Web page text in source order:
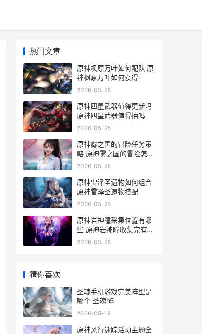
热门文章
原神枫原万叶如何配队 原
神枫原万叶如何获得-
2026-05-25
原神四星武器值得更新吗
原神四星武器值得抽吗
2026-05-25
原神雾之国的冒险任务策
略 原神雾之国的冒险怎么
开
2026-05-25
原神雷泽圣遗物如何组合
原神雷泽圣遗物搭配
2026-05-25
原神岩神瞳采集位置有哪
些 原神岩神瞳收集完有什
么奖励
2026-05-25
猜你喜欢
圣魂手机游戏完美阵型是
哪个 圣魂h5
2026-05-18
原神风行迷踪活动主题全